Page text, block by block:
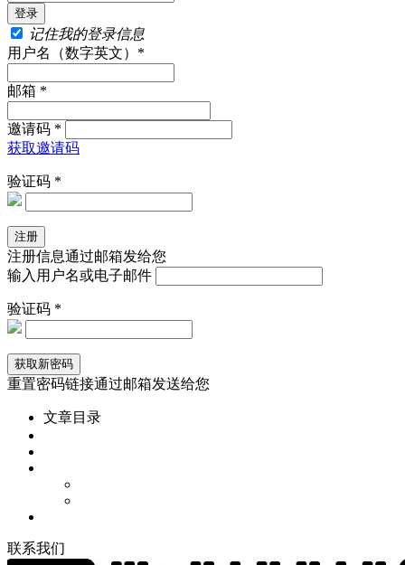
记住我的登录信息
用户名（数字英文）*
邮箱 *
邀请码 *
获取邀请码
验证码 *
注册信息通过邮箱发给您
输入用户名或电子邮件
验证码 *
重置密码链接通过邮箱发送给您
文章目录
联系我们